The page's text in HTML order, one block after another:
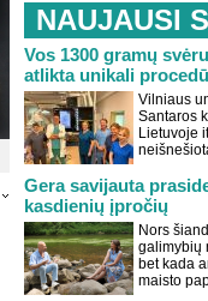
NAUJAUSI
Vos 1300 gramų
atlikta unikali
Vilniaus
Santaros
Lietuvoje
Gera savijauta
kasdienių įpročių
Nors
galimybių
bet kada
maisto